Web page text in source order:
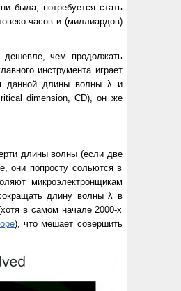
была, потребуется стать
часов и (миллиардов)
дешевле, чем продолжать
инструмента играет
данной длины волны λ и
dimension, CD), он же
длины волны (если две
они попросту сольются в
микроэлектронщикам
длину волны λ в
в самом начале 2000-х
), что мешает совершить